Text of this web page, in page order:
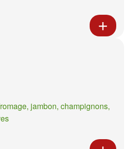
jambon, champignons,